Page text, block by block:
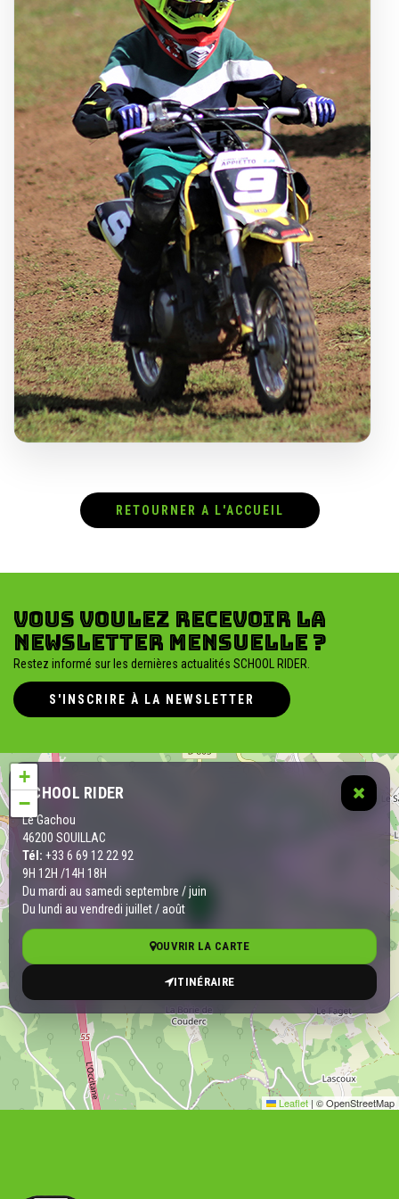
RETOURNER A L'ACCUEIL
Vous voulez recevoir la
newsletter mensuelle ?
Restez informé sur les dernières actualités SCHOOL RIDER.
S'INSCRIRE À LA NEWSLETTER
SCHOOL RIDER
Le Gachou
46200 SOUILLAC
Tél: +33 6 69 12 22 92
9H 12H /14H 18H
Du mardi au samedi septembre / juin
Du lundi au vendredi juillet / août
OUVRIR LA CARTE
ITINÉRAIRE
+
−
Leaflet | © OpenStreetMap
Vous souhaitez plus